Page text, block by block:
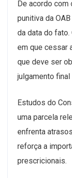
De acordo com
punitiva da
da data do
em que cessar
que deve ser
julgamento
Estudos do
uma parcela
enfrenta
reforça a
prescricionais.